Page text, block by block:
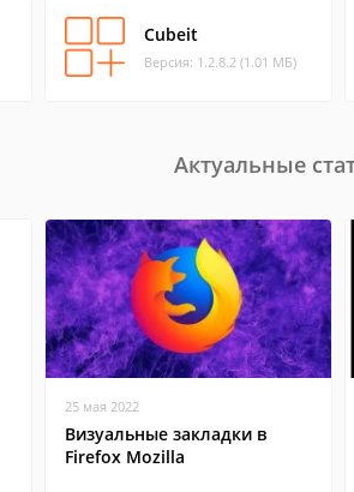
Cubeit
Версия: 1.2.8.2 (1.01 МБ)
Актуальные
25 мая 2022
Визуальные закладки в
Firefox Mozilla